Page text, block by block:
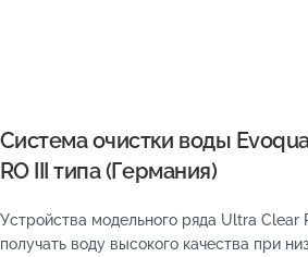
Система очистки воды
RO III типа (Германия)
Устройства модельного ряда Ultra Clear
получать воду высокого качества при